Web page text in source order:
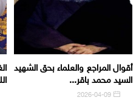
أقوال المراجع والعلماء بحق الشهيد
السيد محمد باقر...
2026-04-09